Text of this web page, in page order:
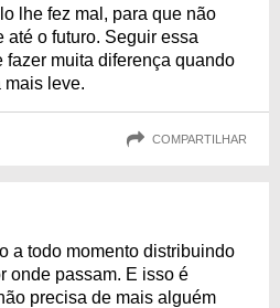
lhe fez mal, para que não
até o futuro. Seguir essa
fazer muita diferença quando
mais leve.
COMPARTILHAR
a todo momento distribuindo
onde passam. E isso é
precisa de mais alguém